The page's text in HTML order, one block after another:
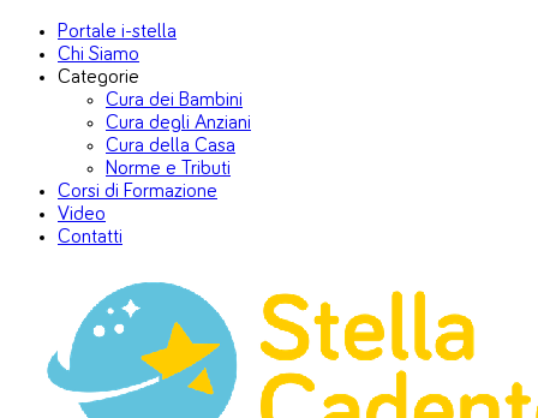
Portale i-stella
Chi Siamo
Categorie
Cura dei Bambini
Cura degli Anziani
Cura della Casa
Norme e Tributi
Corsi di Formazione
Video
Contatti